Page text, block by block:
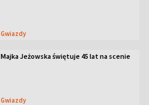
Gwiazdy
Majka Jeżowska świętuje 45 lat na scenie
Gwiazdy